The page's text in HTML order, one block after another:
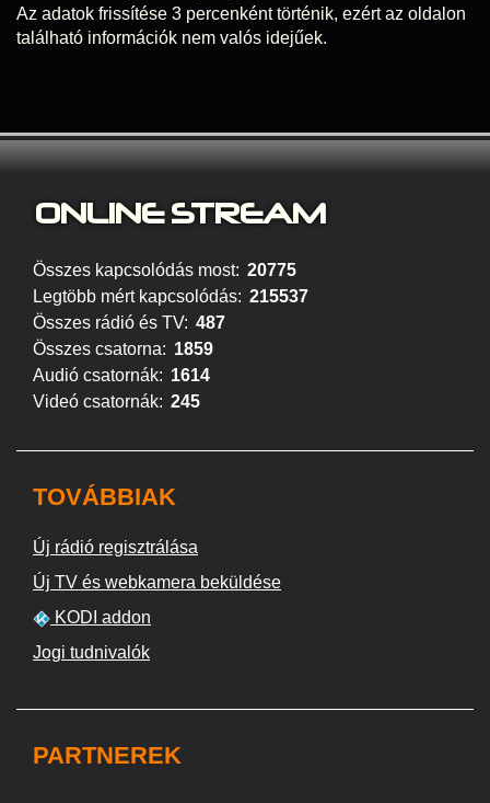
Az adatok frissítése 3 percenként történik, ezért az oldalon
található információk nem valós idejűek.
ONLINE STREAM
Összes kapcsolódás most: 20775
Legtöbb mért kapcsolódás: 215537
Összes rádió és TV: 487
Összes csatorna: 1859
Audió csatornák: 1614
Videó csatornák: 245
TOVÁBBIAK
Új rádió regisztrálása
Új TV és webkamera beküldése
KODI addon
Jogi tudnivalók
PARTNEREK